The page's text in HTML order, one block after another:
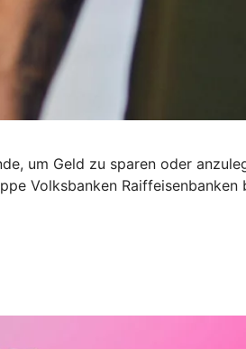
um Geld zu sparen oder
Volksbanken Raiffeisenbanken